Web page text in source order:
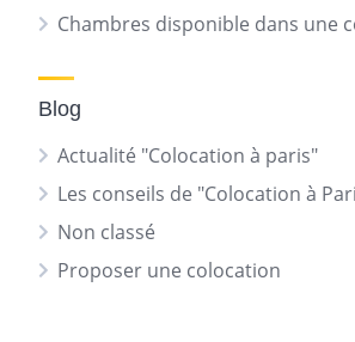
Chambres disponible dans une
Blog
Actualité "Colocation à paris"
Les conseils de "Colocation à
Non classé
Proposer une colocation